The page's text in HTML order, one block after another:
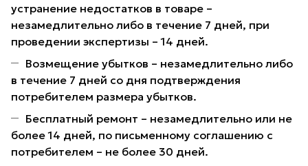
устранение недостатков в товаре –
незамедлительно либо в течение 7 дней, при
проведении экспертизы – 14 дней.
Возмещение убытков – незамедлительно либо
в течение 7 дней со дня подтверждения
потребителем размера убытков.
Бесплатный ремонт – незамедлительно или не
более 14 дней, по письменному соглашению с
потребителем – не более 30 дней.